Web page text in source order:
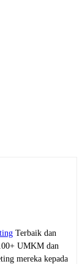
Terbaik dan
UMKM dan
mereka kepada